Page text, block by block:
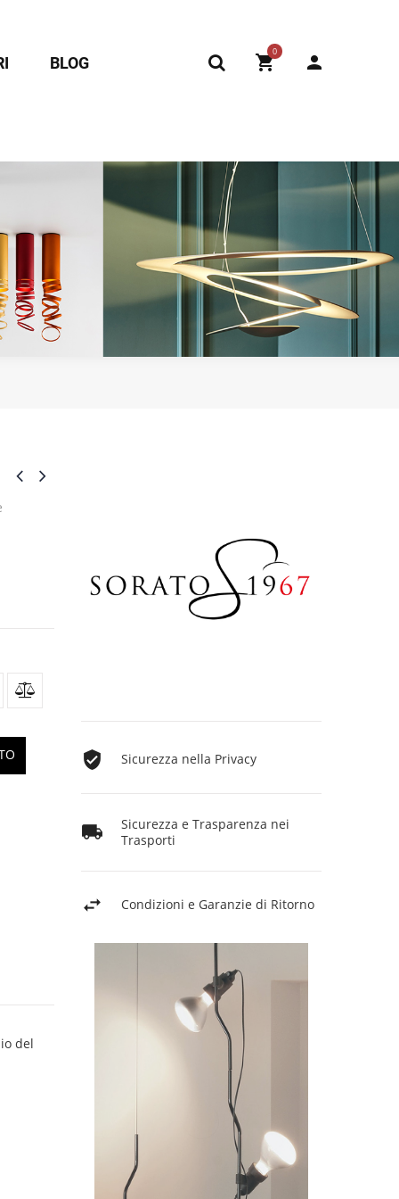
0
BLOG
del
Sicurezza nella Privacy
Sicurezza e Trasparenza nei
Trasporti
Condizioni e Garanzie di Ritorno